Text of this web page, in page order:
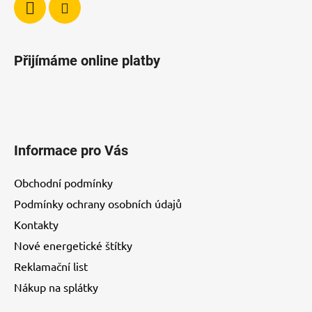
Přijímáme online platby
Informace pro Vás
Obchodní podmínky
Podmínky ochrany osobních údajů
Kontakty
Nové energetické štítky
Reklamační list
Nákup na splátky